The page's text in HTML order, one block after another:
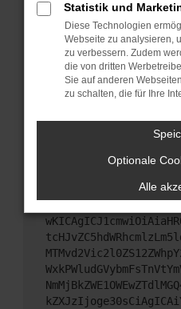
Sicherheitsrisiko,
dass bestimmte
unterstützt werden.
Wende dich an den
Wenn du alle oben
hast, kontaktiere uns
das Problem zu
Text schicken, um uns
unterstützen:
Statistik und
Diese Technologien
Webseite zu analysieren,
zu verbessern. Zudem
die von dritten
Sie auf anderen
zu schalten, die für Ihre
Optionale
Alle